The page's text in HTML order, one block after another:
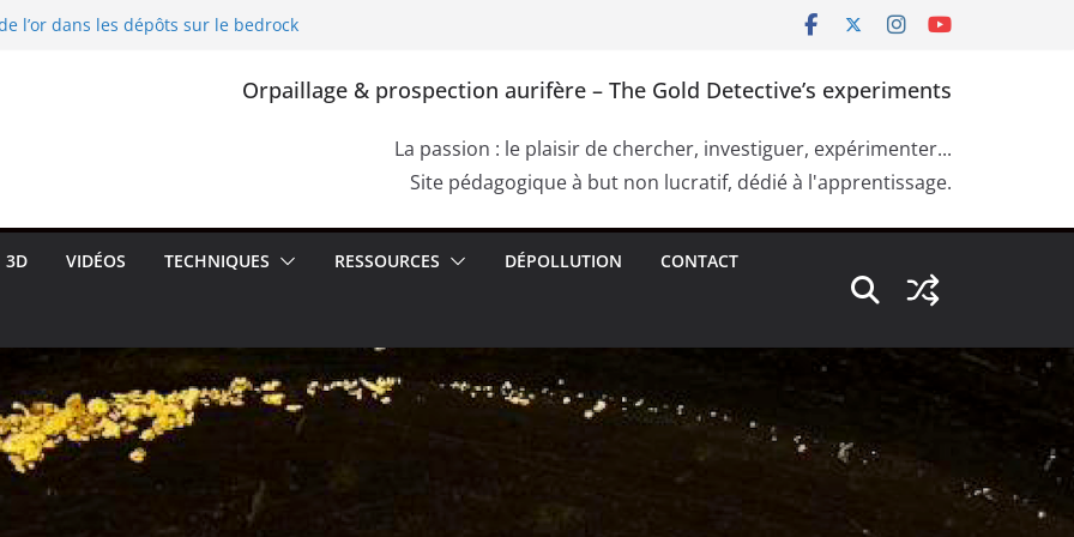
l’or dans les dépôts sur le bedrock
de Cassius. Comment confirmer la
du bedrock dans les dépôts
Orpaillage & prospection aurifère – The Gold Detective’s experiments
La passion : le plaisir de chercher, investiguer, expérimenter...
Site pédagogique à but non lucratif, dédié à l'apprentissage.
3D VIDÉOS TECHNIQUES RESSOURCES DÉPOLLUTION CONTACT